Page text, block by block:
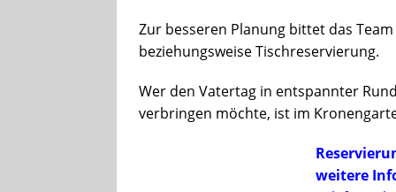
Zur besseren Planung bittet das
beziehungsweise Tischreservierung.
Wer den Vatertag in entspannter
verbringen möchte, ist im
weitere